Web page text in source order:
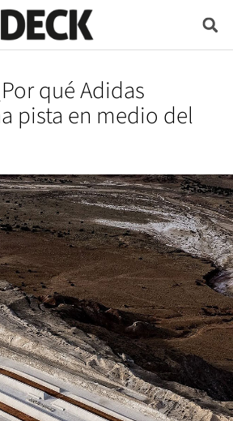
qué Adidas
pista en medio del